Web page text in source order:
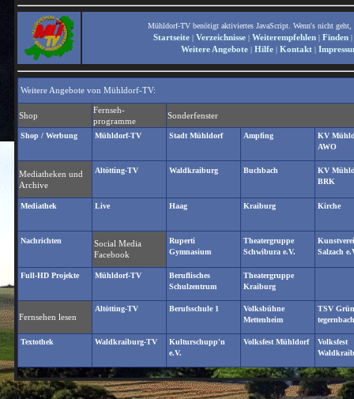
Mühldorf-TV benötigt aktiviertes JavaScript. Wenn's nicht
Startseite | Verzeichnisse | Weiterempfehlen | Finden |
Weitere Angebote| Hilfe| Kontakt|